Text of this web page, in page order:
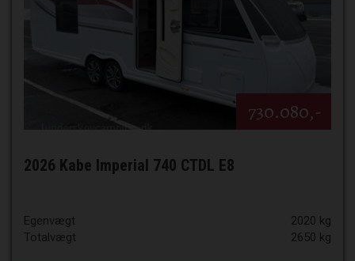
730.080,-
2026 Kabe Imperial 740 CTDL E8
Egenvægt
2020 kg
Totalvægt
2650 kg